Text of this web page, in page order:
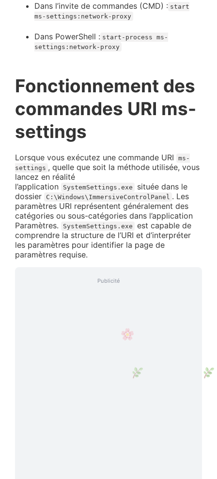
Dans l’invite de commandes (CMD) : start
ms-settings:network-proxy
Dans PowerShell : start-process ms-
settings:network-proxy
Fonctionnement des
commandes URI ms-
settings
Lorsque vous exécutez une commande URI
ms-
settings , quelle que soit la méthode utilisée, vous
lancez en réalité
l’application
SystemSettings.exe
située dans le
dossier
C:\Windows\ImmersiveControlPanel . Les
paramètres URI représentent généralement des
catégories ou sous-catégories dans l’application
Paramètres.
SystemSettings.exe
est capable de
comprendre la structure de l’URI et d’interpréter
les paramètres pour identifier la page de
paramètres requise.
Publicité